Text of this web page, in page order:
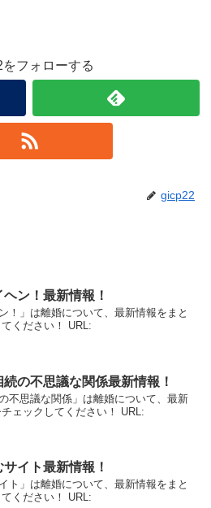
フォローする
gicp22
ン！最新情報！
！」は離婚について、最新情報をまと
てください！ URL:
の不思議な関係最新情報！
不思議な関係」は離婚について、最新
ェックしてください！ URL:
イト最新情報！
ト」は離婚について、最新情報をまと
てください！ URL: